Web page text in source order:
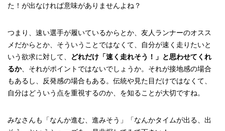
た！が出なければ意味がありませんよね？
つまり、速い選手が履いているからとか、友人ランナーのオスス
メだからとか、そういうことではなくて、自分が速く走りたいと
いう欲求に対して、
どれだけ「速く走れそう！」と思わせてくれ
るか、それがポイントではないでしょうか。それが接地感の場合
もあるし、反発感の場合もある。伝統や見た目だけではなくて、
自分はどういう点を重視するのか、を知ることが大切ですね。
みなさんも「なんか進む、進みそう」「なんかタイムが出る、出